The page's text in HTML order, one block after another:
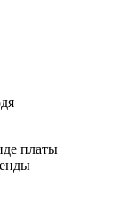
платы